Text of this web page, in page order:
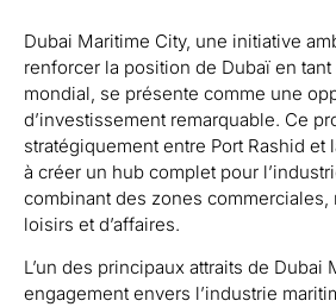
Dubai Maritime City, une initiative
renforcer la position de Dubaï en
mondial, se présente comme une
d’investissement remarquable. Ce
stratégiquement entre Port Rashid et
à créer un hub complet pour
combinant des zones
loisirs et d’affaires.
L’un des principaux attraits de Dubai
engagement envers l’industrie